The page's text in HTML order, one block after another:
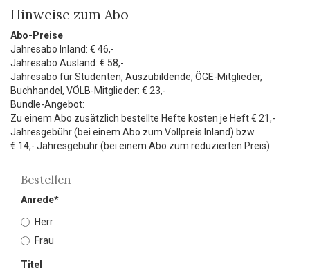
Hinweise zum Abo
Abo-Preise
Jahresabo Inland: € 46,-
Jahresabo Ausland: € 58,-
Jahresabo für Studenten, Auszubildende, ÖGE-Mitglieder,
Buchhandel, VÖLB-Mitglieder: € 23,-
Bundle-Angebot:
Zu einem Abo zusätzlich bestellte Hefte kosten je Heft € 21,-
Jahresgebühr (bei einem Abo zum Vollpreis Inland) bzw.
€ 14,- Jahresgebühr (bei einem Abo zum reduzierten Preis)
Bestellen
Kontaktdaten
Anrede*
Herr
Frau
Titel